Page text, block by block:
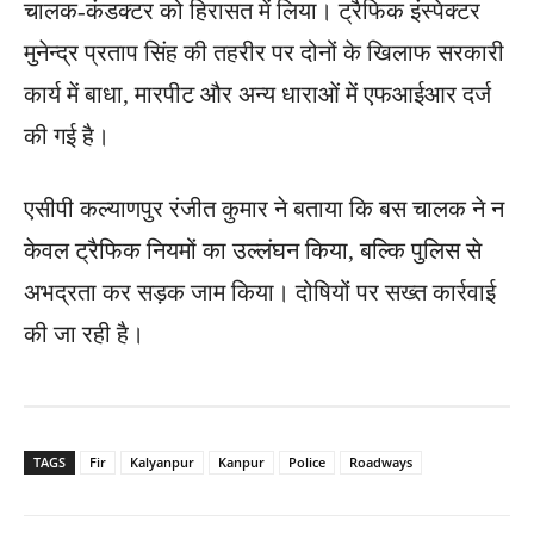
चालक-कंडक्टर को हिरासत में लिया। ट्रैफिक इंस्पेक्टर
मुनेन्द्र प्रताप सिंह की तहरीर पर दोनों के खिलाफ सरकारी
कार्य में बाधा, मारपीट और अन्य धाराओं में एफआईआर दर्ज
की गई है।
एसीपी कल्याणपुर रंजीत कुमार ने बताया कि बस चालक ने न
केवल ट्रैफिक नियमों का उल्लंघन किया, बल्कि पुलिस से
अभद्रता कर सड़क जाम किया। दोषियों पर सख्त कार्रवाई
की जा रही है।
TAGS Fir Kalyanpur Kanpur Police Roadways